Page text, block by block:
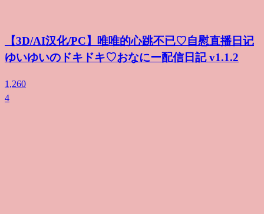
【3D/AI汉化/PC】唯唯的心跳不已♡自慰直播日记
ゆいゆいのドキドキ♡おなにー配信日記 v1.1.2
1,260
4